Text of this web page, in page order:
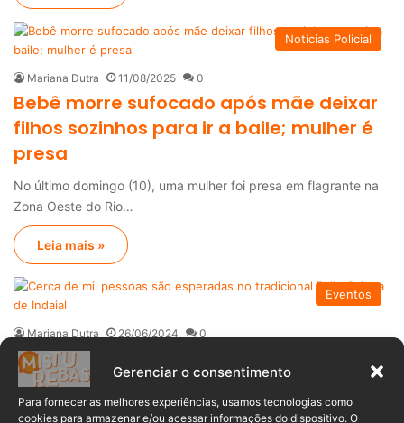
Gerenciar o consentimento
Para fornecer as melhores experiências, usamos tecnologias como
cookies para armazenar e/ou acessar informações do dispositivo. O
Notícias Policial
Mariana Dutra 11/08/2025 0
Bebê morre sufocado após mãe deixar
filhos sozinhos para ir a baile; mulher é
presa
No último domingo (10), uma mulher foi presa em flagrante na
Zona Oeste do Rio…
Leia mais »
Eventos
Mariana Dutra 26/06/2024 0
Cerca de mil pessoas são esperadas no
tradicional Baile Caipira de Indaial
A cidade de Indaial se prepara para mais uma edição do seu